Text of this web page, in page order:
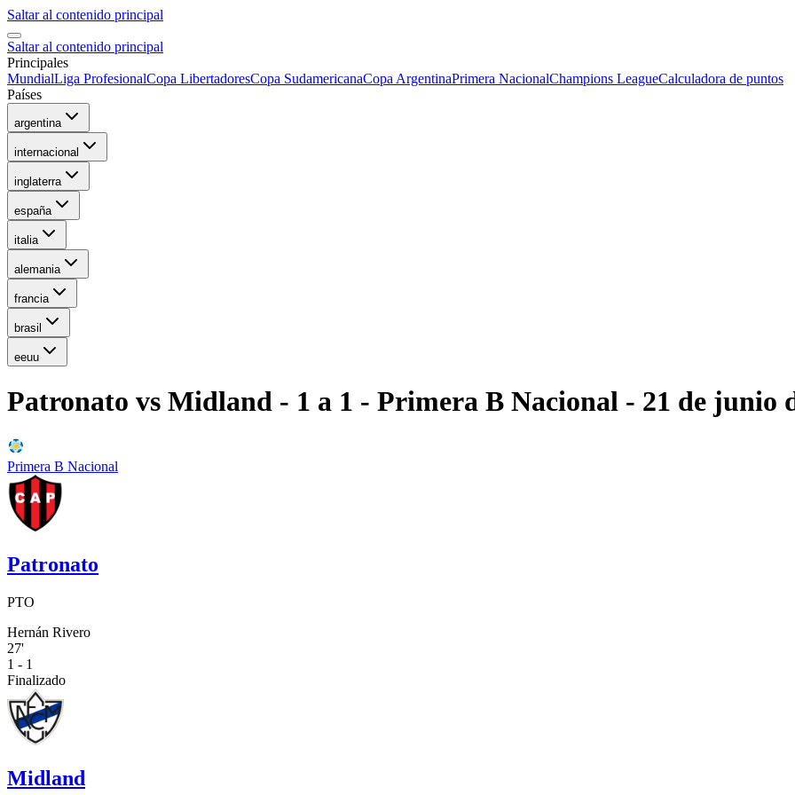
Saltar al contenido principal
Saltar al contenido principal
Principales
MundialLiga ProfesionalCopa LibertadoresCopa SudamericanaCopa ArgentinaPrimera NacionalChampions LeagueCalculadora de puntos
Países
argentina
internacional
inglaterra
españa
italia
alemania
francia
brasil
eeuu
Patronato vs Midland - 1 a 1 - Primera B Nacional - 21 de junio
Primera B Nacional
Patronato
PTO
Hernán Rivero
27'
1 - 1
Finalizado
Midland